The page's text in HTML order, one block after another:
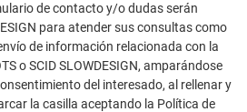
de contacto y/o dudas serán
para atender sus consultas como
de información relacionada con la
o SCID SLOWDESIGN, amparándose
del interesado, al rellenar y
la casilla aceptando la Política de